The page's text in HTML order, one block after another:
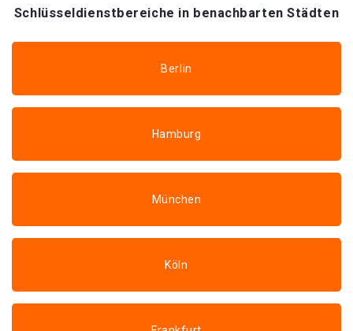
Schlüsseldienstbereiche in benachbarten Städten
Berlin
Hamburg
München
Köln